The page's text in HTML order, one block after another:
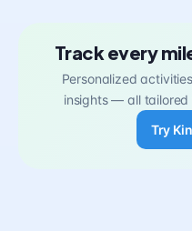
Track every
Personalized
insights — all
Try